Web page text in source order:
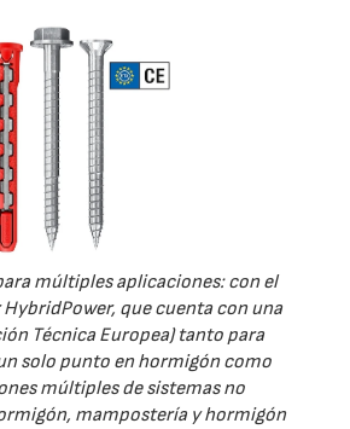
múltiples aplicaciones: con el
que cuenta con una
Técnica Europea) tanto para
solo punto en hormigón como
múltiples de sistemas no
mampostería y hormigón